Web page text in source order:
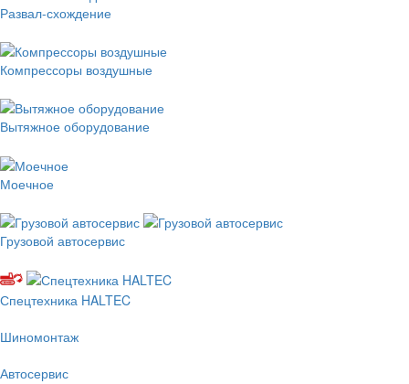
Развал-схождение
Компрессоры воздушные
Вытяжное оборудование
Моечное
Грузовой автосервис
Спецтехника HALTEC
Шиномонтаж
Автосервис